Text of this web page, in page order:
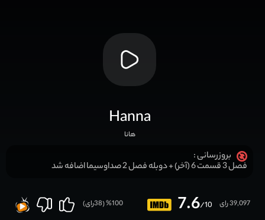
Hanna
هانا
بروزرسانی :
فصل 3 قسمت 6 (آخر) + دوبله فصل 2 صداوسیما اضافه شد
7.6/10 39,097 رای 100
% (
38رای)